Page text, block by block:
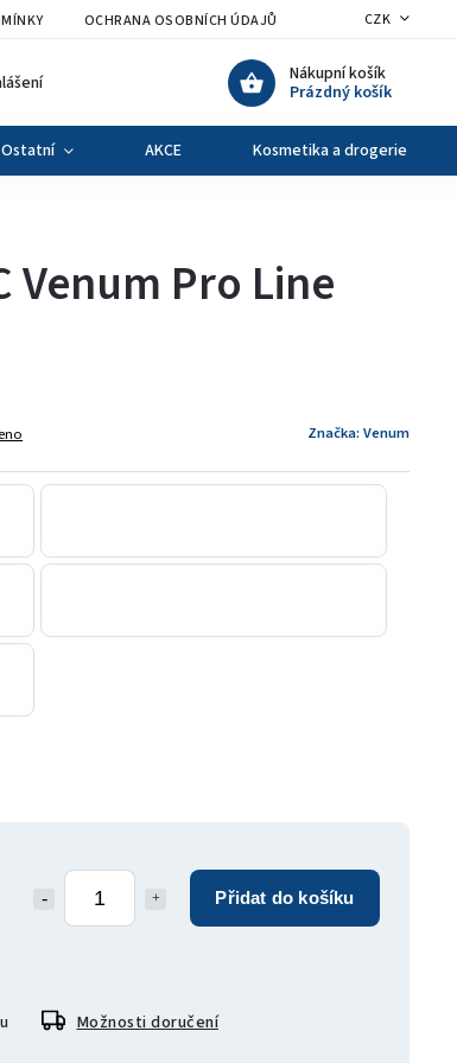
OCHRANA OSOBNÍCH ÚDAJŮ VÝMĚNA A VRÁCENÍ
CZK
Nákupní košík
Prázdný košík
Ostatní AKCE Kosmetika a drogerie
Přidat do košíku
Možnosti doručení
Venum Pro Line
Značka: Venum